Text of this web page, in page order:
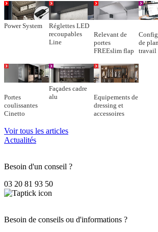
Power System
Réglettes LED
recoupables
Line
Relevant de
portes
FREEslim flap
de
travail
Portes
coulissantes
Cinetto
Façades cadre
alu
Equipements de
dressing et
accessoires
Voir tous les articles
Actualités
Besoin d'un conseil ?
03 20 81 93 50
Besoin de conseils ou d'informations ?